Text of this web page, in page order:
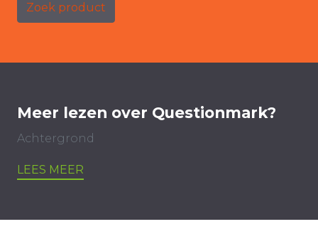
Zoek product
Meer lezen over Questionmark?
Achtergrond
LEES MEER